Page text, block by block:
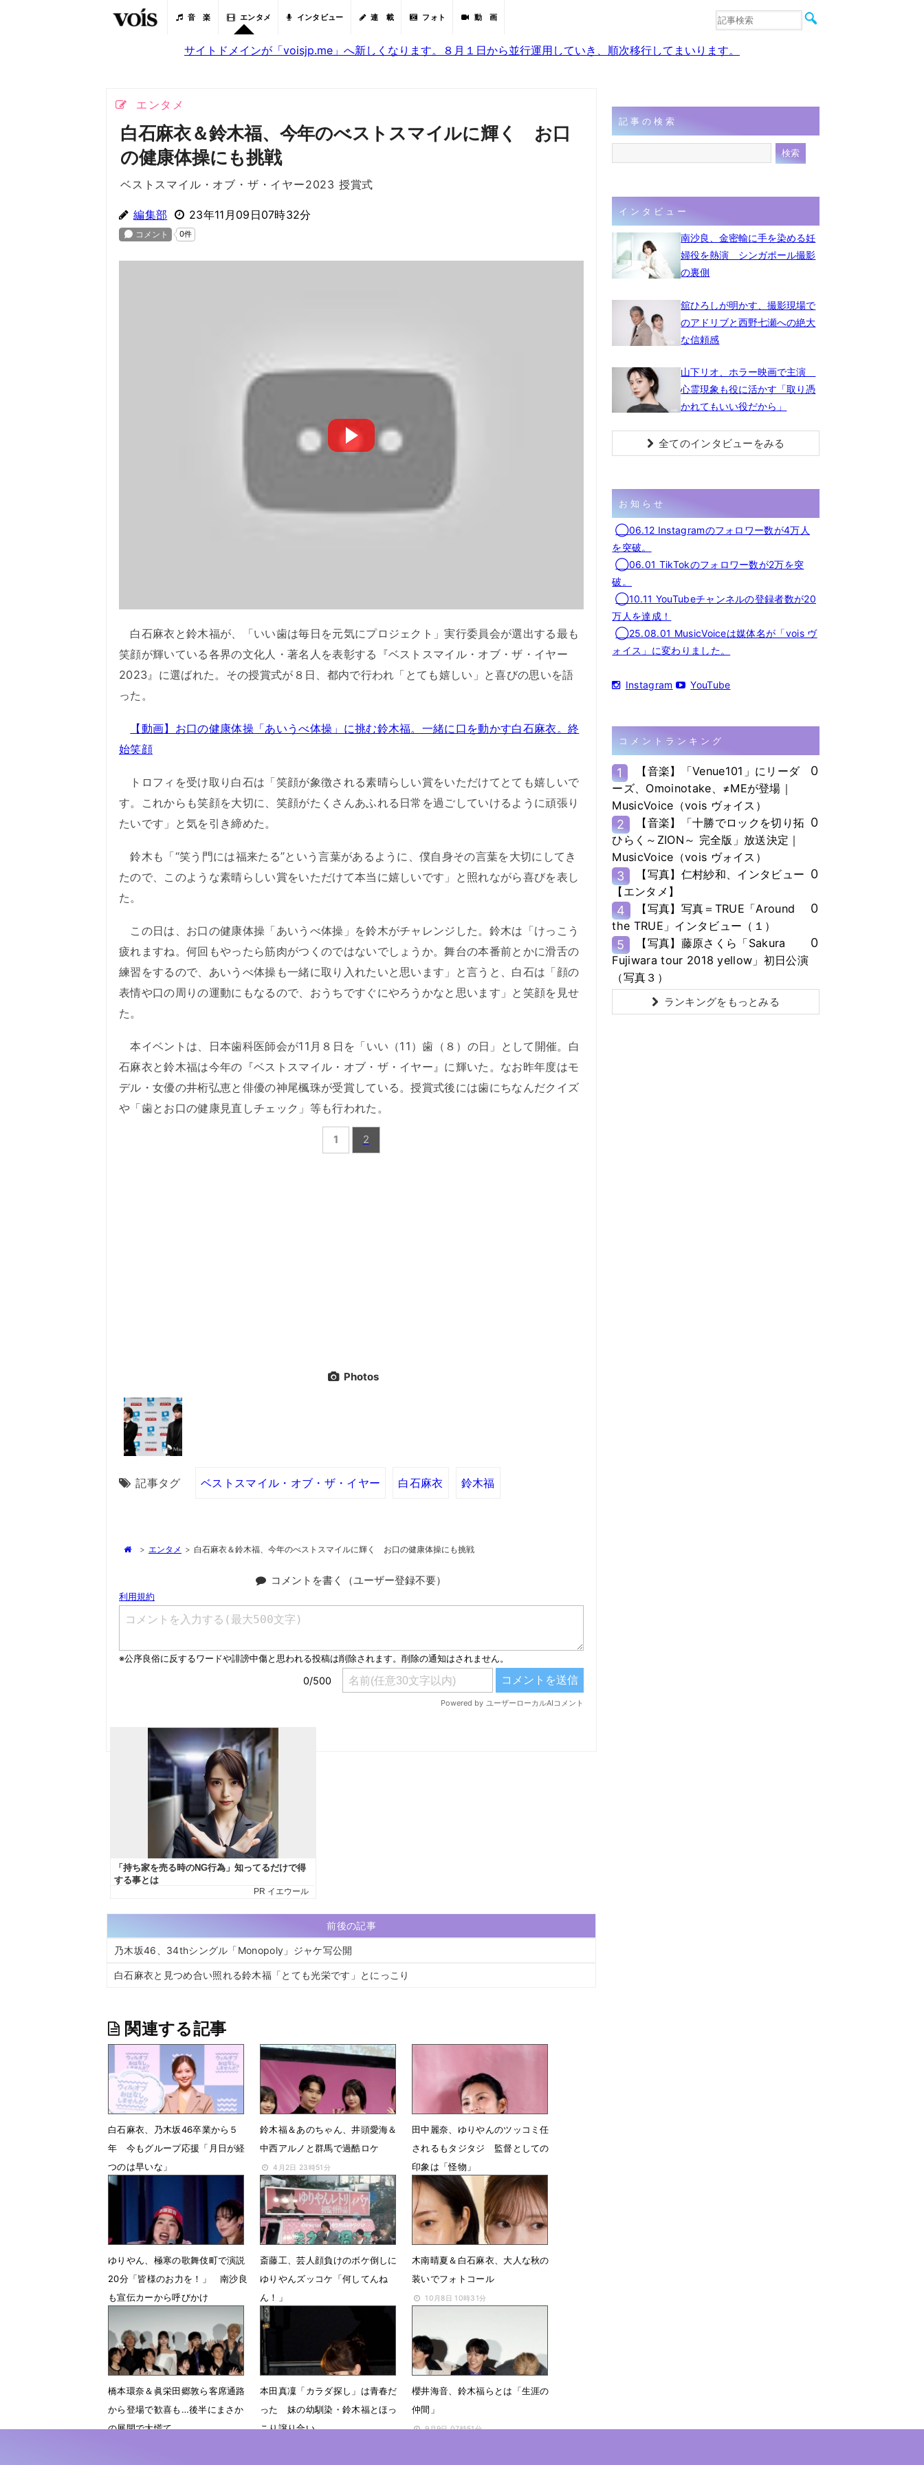
音 楽 エンタメ インタビュー 連 載 フォト 動 画
音楽
サイトドメインが「voisjp.me」へ新しくなります。８月１日から並行運用していき、順次移行してまいります。
エンタメ
白石麻衣＆鈴木福、今年のべストスマイルに輝く お口
の健康体操にも挑戦
ベストスマイル・オブ・ザ・イヤー2023 授賞式
編集部 23年11月09日07時32分
白石麻衣と鈴木福が、「いい歯は毎日を元気にプロジェクト」実行委員会が選出する最も
笑顔が輝いている各界の文化人・著名人を表彰する『ベストスマイル・オブ・ザ・イヤー
2023』に選ばれた。その授賞式が８日、都内で行われ「とても嬉しい」と喜びの思いを語
った。
【動画】お口の健康体操「あいうべ体操」に挑む鈴木福。一緒に口を動かす白石麻衣。終
始笑顔
トロフィを受け取り白石は「笑顔が象徴される素晴らしい賞をいただけてとても嬉しいで
す。これからも笑顔を大切に、笑顔がたくさんあふれる日常を過ごしていけるように頑張り
たいです」と気を引き締めた。
鈴木も「“笑う門には福来たる”という言葉があるように、僕自身その言葉を大切にしてき
たので、このような素晴らしい賞をいただけて本当に嬉しいです」と照れながら喜びを表し
た。
この日は、お口の健康体操「あいうべ体操」を鈴木がチャレンジした。鈴木は「けっこう
疲れますね。何回もやったら筋肉がつくのではないでしょうか。舞台の本番前とかに滑舌の
練習をするので、あいうべ体操も一緒に取り入れたいと思います」と言うと、白石は「顔の
表情や口の周りの運動にもなるので、おうちですぐにやろうかなと思います」と笑顔を見せ
た。
本イベントは、日本歯科医師会が11月８日を「いい（11）歯（８）の日」として開催。白
石麻衣と鈴木福は今年の『ベストスマイル・オブ・ザ・イヤー』に輝いた。なお昨年度はモ
デル・女優の井桁弘恵と俳優の神尾楓珠が受賞している。授賞式後には歯にちなんだクイズ
や「歯とお口の健康見直しチェック」等も行われた。
1 2
Photos
記事タグ ベストスマイル・オブ・ザ・イヤー 白石麻衣 鈴木福
> エンタメ > 白石麻衣＆鈴木福、今年のべストスマイルに輝く お口の健康体操にも挑戦
コメントを書く（ユーザー登録不要）
前後の記事
乃木坂46、34thシングル「Monopoly」ジャケ写公開
白石麻衣と見つめ合い照れる鈴木福「とても光栄です」とにっこり
関連する記事
白石麻衣、乃木坂46卒業から５
年 今もグループ応援「月日が経
つのは早いな」
鈴木福＆あのちゃん、井頭愛海＆
中西アルノと群馬で過酷ロケ
4月2日 23時51分
田中麗奈、ゆりやんのツッコミ任
されるもタジタジ 監督としての
印象は「怪物」
1月29日 08時47分
ゆりやん、極寒の歌舞伎町で演説
20分「皆様のお力を！」 南沙良
も宣伝カーから呼びかけ
斎藤工、芸人顔負けのボケ倒しに
ゆりやんズッコケ「何してんね
ん！」
木南晴夏＆白石麻衣、大人な秋の
装いでフォトコール
10月8日 10時31分
橋本環奈＆眞栄田郷敦ら客席通路
から登場で歓喜も…後半にまさか
の展開で大慌て
本田真凜「カラダ探し」は青春だ
った 妹の幼馴染・鈴木福とほっ
こり譲り合い
櫻井海音、鈴木福らとは「生涯の
仲間」
9月9日 07時51分
記事の検索
インタビュー
南沙良、金密輸に手を染める妊
婦役を熱演 シンガポール撮影
の裏側
舘ひろしが明かす、撮影現場で
のアドリブと西野七瀬への絶大
な信頼感
山下リオ、ホラー映画で主演
心霊現象も役に活かす「取り憑
かれてもいい役だから」
全てのインタビューをみる
お知らせ
◯06.12 Instagramのフォロワー数が4万人
を突破。
◯06.01 TikTokのフォロワー数が2万を突
破。
◯10.11 YouTubeチャンネルの登録者数が20
万人を達成！
◯25.08.01 MusicVoiceは媒体名が「vois ヴ
ォイス」に変わりました。
Instagram YouTube
コメントランキング
1
【音楽】「Venue101」にリーダ
ーズ、Omoinotake、≠MEが登場｜
MusicVoice（vois ヴォイス）
0
2
【音楽】「十勝でロックを切り拓
ひらく～ZION～ 完全版」放送決定｜
MusicVoice（vois ヴォイス）
0
3
【写真】仁村紗和、インタビュー
【エンタメ】
0
4
【写真】写真＝TRUE「Around
the TRUE」インタビュー（１）
0
5
【写真】藤原さくら「Sakura
Fujiwara tour 2018 yellow」初日公演
（写真３）
0
ランキングをもっとみる